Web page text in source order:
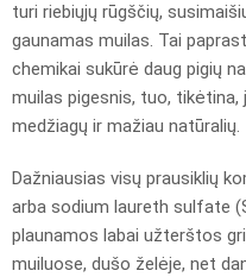
turi riebiųjų rūgščių,
gaunamas muilas. Tai
chemikai sukūrė daug pigių
muilas pigesnis, tuo, tikėtina,
medžiagų ir mažiau natūralių.
Dažniausias visų prausiklių
arba sodium laureth sulfate
plaunamos labai užterštos
muiluose, dušo želėje, net